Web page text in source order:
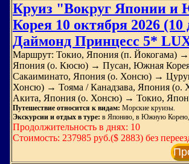
Круиз "Вокруг Японии и
Корея 10 октября 2026 (10
Даймонд Принцесс 5*
Маршрут: Токио, Япония (п. Йокогама) →
Япония (о. Кюсю) → Пусан, Южная
Сакаиминато, Япония (о. Хонсю) →
Хонсю) → Тояма / Канадзава, Япония (о.
Акита, Япония (о. Хонсю) → Токио,
Путешествие относится к видам: Морские круизы.
Экскурсии и отдых в туре: в Японию, в Южную
Продолжительность в днях: 10
Стоимость: 237985 руб.($ 2883) без